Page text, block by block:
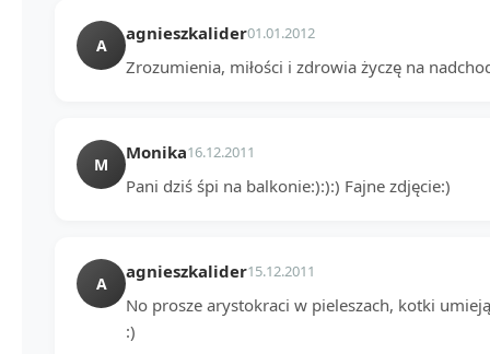
A
agnieszkalider01.01.2012
Zrozumienia, miłości i zdrowia życzę na
M
Monika16.12.2011
Pani dziś śpi na balkonie:):):) Fajne zdjęcie:)
A
agnieszkalider15.12.2011
No prosze arystokraci w pieleszach, kotki
:)